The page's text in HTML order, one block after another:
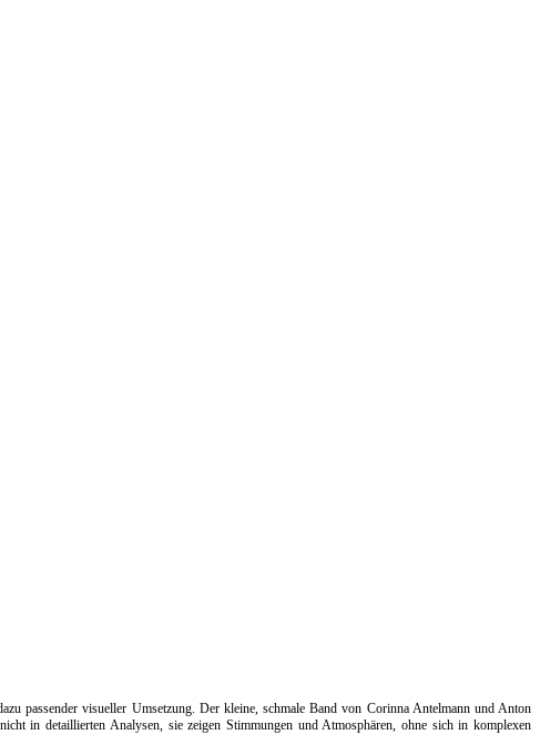
passender visueller Umsetzung. Der kleine, schmale Band von Corinna Antelmann und Anton
in detaillierten Analysen, sie zeigen Stimmungen und Atmosphären, ohne sich in komplexen